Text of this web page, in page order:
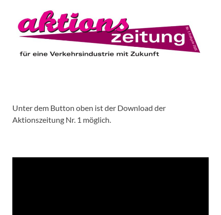
Unter dem Button oben ist der Download der
Aktionszeitung Nr. 1 möglich.